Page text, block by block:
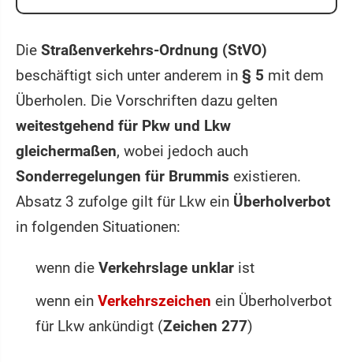
Die Straßenverkehrs-Ordnung (StVO)
beschäftigt sich unter anderem in § 5 mit dem
Überholen. Die Vorschriften dazu gelten
weitestgehend für Pkw und Lkw
gleichermaßen, wobei jedoch auch
Sonderregelungen für Brummis existieren.
Absatz 3 zufolge gilt für Lkw ein Überholverbot
in folgenden Situationen:
wenn die Verkehrslage unklar ist
wenn ein Verkehrszeichen ein Überholverbot
für Lkw ankündigt (Zeichen 277)